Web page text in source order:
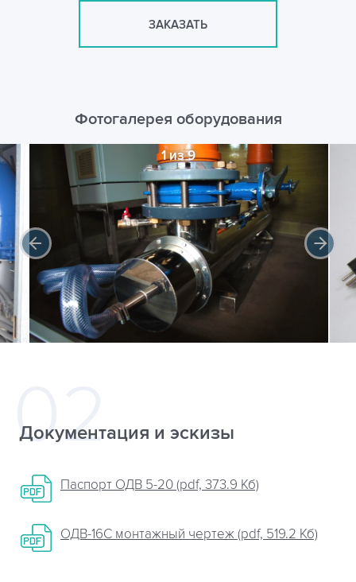
ЗАКАЗАТЬ
Фотогалерея оборудования
1 из 9
Документация и эскизы
Паспорт ОДВ 5-20 (pdf, 373.9 Кб)
ОДВ-16С монтажный чертеж (pdf, 519.2 Кб)